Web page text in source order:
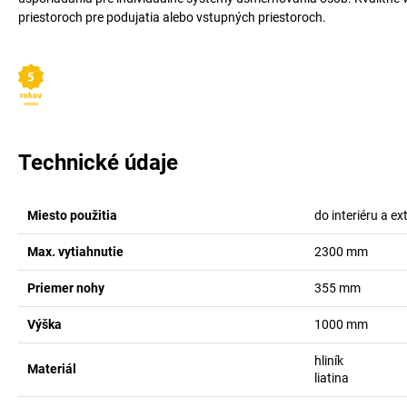
priestoroch pre podujatia alebo vstupných priestoroch.
Technické údaje
Miesto použitia do interiéru a
Max. vytiahnutie 2300 mm
Priemer nohy 355 mm
Výška 1000 mm
Materiál
hliník
liatina